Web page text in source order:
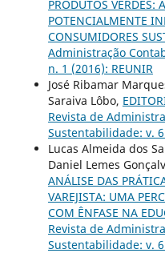
PRODUTOS VERDES:
POTENCIALMENTE
CONSUMIDORES
Administração
n. 1 (2016): REUNIR
José Ribamar
Saraiva Lôbo,
Revista de
Sustentabilidade: v.
Lucas Almeida dos
Daniel Lemes
ANÁLISE DAS
VAREJISTA: UMA
COM ÊNFASE NA
Revista de
Sustentabilidade: v.